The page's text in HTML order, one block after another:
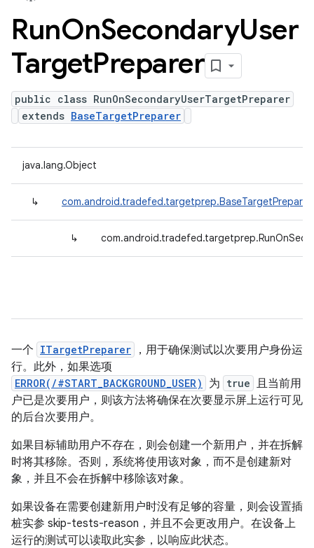
RunOnSecondaryUser
TargetPreparer
public class RunOnSecondaryUserTargetPreparer
extends BaseTargetPreparer
java.lang.Object
↳ com.android.tradefed.targetprep.BaseTargetPreparer
↳
一个 ITargetPreparer
，用于确保测试以次要用户身份运
行。此外，如果选项
ERROR(/#START_BACKGROUND_USER) 为 true 且当前用
户已是次要用户，则该方法将确保在次要显示屏上运行可见
的后台次要用户。
如果目标辅助用户不存在，则会创建一个新用户，并在拆解
时将其移除。否则，系统将使用该对象，而不是创建新对
象，并且不会在拆解中移除该对象。
如果设备在需要创建新用户时没有足够的容量，则会设置插
桩实参 skip-tests-reason，并且不会更改用户。在设备上
运行的测试可以读取此实参，以响应此状态。